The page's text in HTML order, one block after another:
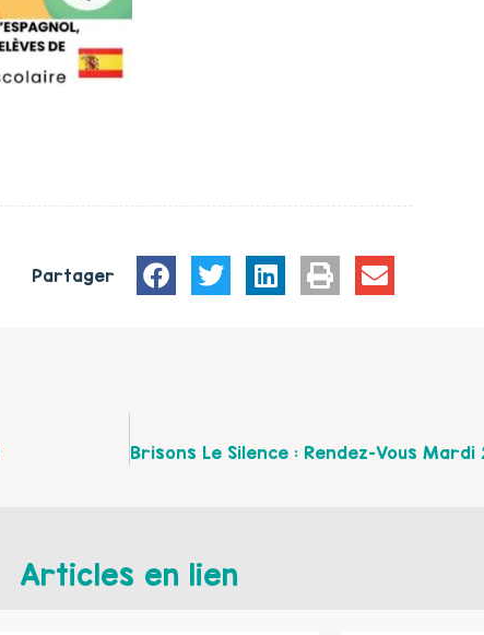
Partager
Articles en lien